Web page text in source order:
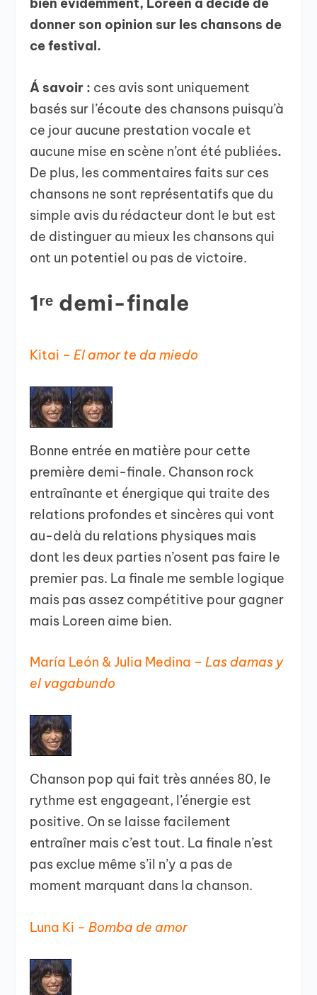
bien évidemment, Loreen a décidé de
donner son opinion sur les chansons de
ce festival.
Á savoir : ces avis sont uniquement
basés sur l’écoute des chansons puisqu’à
ce jour aucune prestation vocale et
aucune mise en scène n’ont été publiées.
De plus, les commentaires faits sur ces
chansons ne sont représentatifs que du
simple avis du rédacteur dont le but est
de distinguer au mieux les chansons qui
ont un potentiel ou pas de victoire.
1ʳᵉ demi-finale
Kitai –El amor te da miedo
Bonne entrée en matière pour cette
première demi-finale. Chanson rock
entraînante et énergique qui traite des
relations profondes et sincères qui vont
au-delà du relations physiques mais
dont les deux parties n’osent pas faire le
premier pas. La finale me semble logique
mais pas assez compétitive pour gagner
mais Loreen aime bien.
María León & Julia Medina – Las damas y
el vagabundo
Chanson pop qui fait très années 80, le
rythme est engageant, l’énergie est
positive. On se laisse facilement
entraîner mais c’est tout. La finale n’est
pas exclue même s’il n’y a pas de
moment marquant dans la chanson.
Luna Ki –Bomba de amor